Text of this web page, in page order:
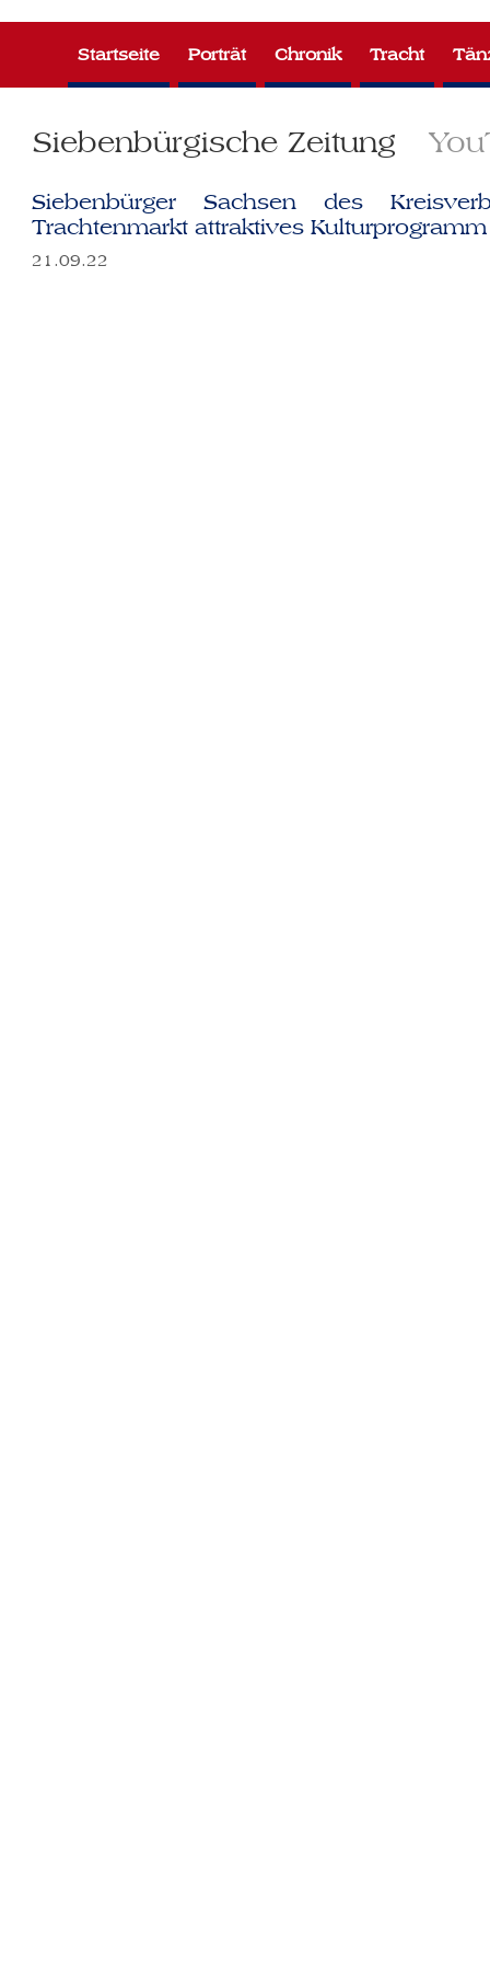
Siebenbürgische Zeitung
Startseite Porträt Chronik Tracht
Siebenbürger Sachsen des
Trachtenmarkt attraktives Kulturprogramm
21.09.22